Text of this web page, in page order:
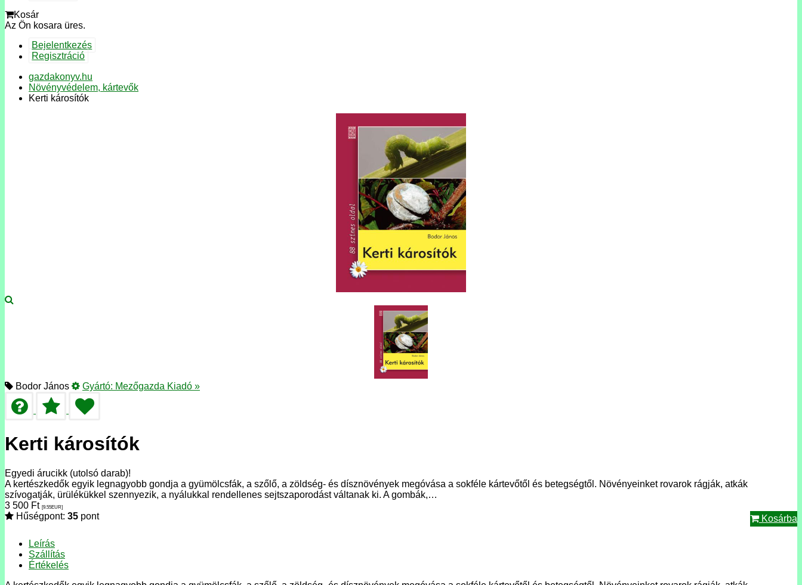
Kosár
Az Ön kosara üres.
Bejelentkezés
Regisztráció
gazdakonyv.hu
Növényvédelem, kártevők
Kerti károsítók
Bodor János Gyártó: Mezőgazda Kiadó »
Kerti károsítók
Egyedi árucikk (utolsó darab)!
A kertészkedők egyik legnagyobb gondja a gyümölcsfák, a szőlő, a zöldség- és dísznövények megóvása a sokféle kártevőtől és betegségtől. Növényeinket rovarok rágják, atkák
szívogatják, ürülékükkel szennyezik, a nyálukkal rendellenes sejtszaporodást váltanak ki. A gombák,…
3 500 Ft [9.55EUR]
Hűségpont: 35 pont Kosárba
Leírás
Szállítás
Értékelés